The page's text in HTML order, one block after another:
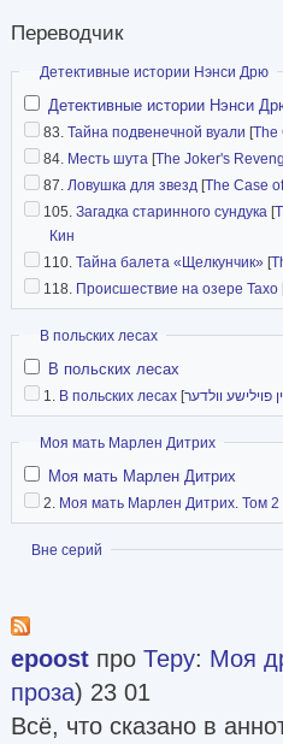
Переводчик
Скрыть
Детективные истории Нэнси Дрю
Детективные истории Нэнси
83. Тайна подвенечной вуали [The
84. Месть шута [The Joker's
87. Ловушка для звезд [The Case
105. Загадка старинного сундука [
Кин
110. Тайна балета «Щелкунчик» [
118. Происшествие на озере Тахо
Скрыть
В польских лесах
В польских лесах
1. В польских лесах [פוילישע וולדער
Скрыть
Моя мать Марлен Дитрих
Моя мать Марлен Дитрих
2. Моя мать Марлен Дитрих. Том 2
Показать
Вне серий
epoost про Теру: Моя
проза) 23 01
Всё, что сказано в